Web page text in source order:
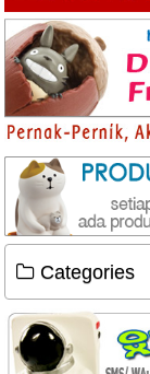
Categories